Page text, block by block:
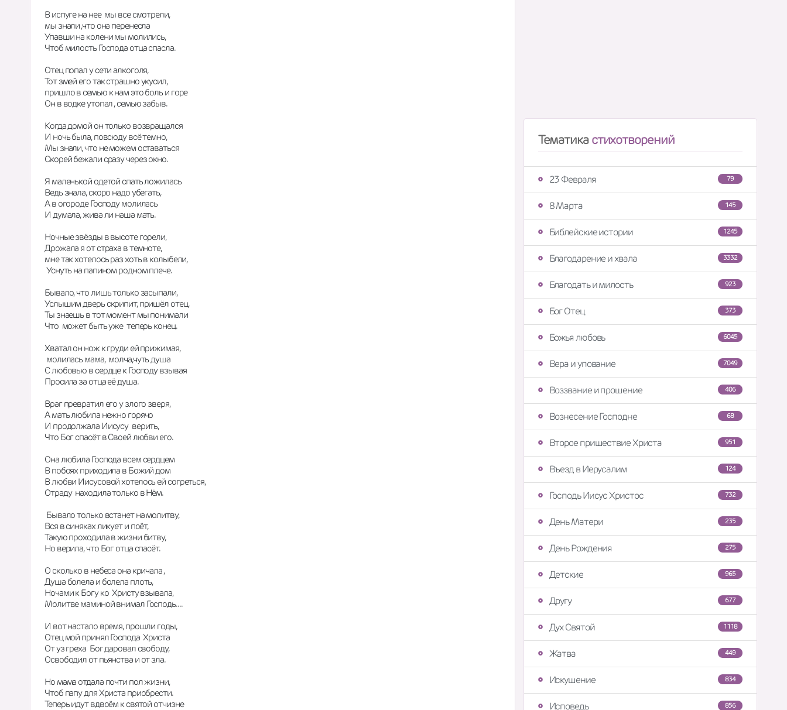
В испуге на нее  мы все смотрели,
мы знали ,что она перенесла
Упавши на колени мы молились,
Чтоб милость Господа отца спасла.
Отец попал у сети алкоголя,
Тот змей его так страшно укусил,
пришло в семью к нам это боль и горе
Он в водке утопал , семью забыв.
Когда домой он только возвращался
И ночь была, повсюду всё темно,
Мы знали, что не можем оставаться
Скорей бежали сразу через окно.
Я маленькой одетой спать ложилась
Ведь знала, скоро надо убегать,
А в огороде Господу молилась
И думала, жива ли наша мать.
Ночные звёзды в высоте горели,
Дрожала я от страха в темноте,
мне так хотелось раз хоть в колыбели,
Уснуть на папином родном плече.
Бывало, что лишь только засыпали,
Услышим дверь скрипит, пришёл отец,
Ты знаешь в тот момент мы понимали
Что  может быть уже  теперь конец.
Хватал он нож к груди ей прижимая,
молилась мама,  молча,чуть душа
С любовью в сердце к Господу взывая
Просила за отца её душа.
Враг превратил его у злого зверя,
А мать любила нежно горячо
И продолжала Иисусу  верить,
Что Бог спасёт в Своей любви его.
Она любила Господа всем сердцем
В побоях приходила в Божий дом
В любви Иисусовой хотелось ей согреться,
Отраду  находила только в Нём.
Бывало только встанет на молитву,
Вся в синяках ликует и поёт,
Такую проходила в жизни битву,
Но верила, что Бог отца спасёт.
О сколько в небеса она кричала ,
Душа болела и болела плоть,
Ночами к Богу ко  Христу взывала,
Молитве маминой внимал Господь....
И вот настало время, прошли годы,
Отец мой принял Господа  Христа
От уз греха  Бог даровал свободу,
Освободил от пьянства и от зла.
Но мама отдала почти пол жизни,
Чтоб папу для Христа приобрести.
Теперь идут вдвоём к святой отчизне
Тематикастихотворений
79
23 Февраля
145
8 Марта
1245
Библейские истории
3332
Благодарение и хвала
923
Благодать и милость
373
Бог Отец
6045
Божья любовь
7049
Вера и упование
406
Воззвание и прошение
68
Вознесение Господне
951
Второе пришествие Христа
124
Въезд в Иерусалим
732
Господь Иисус Христос
235
День Матери
275
День Рождения
965
Детские
677
Другу
1118
Дух Святой
449
Жатва
834
Искушение
856
Исповедь